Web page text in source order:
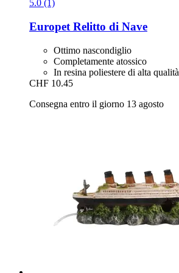
5.0 (1)
Europet Relitto di Nave
Ottimo nascondiglio
Completamente atossico
In resina poliestere di alta qualità
CHF 10.45
Consegna entro il giorno 13 agosto